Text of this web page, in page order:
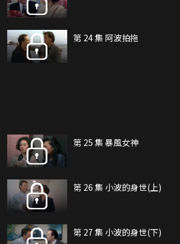
第 24 集 阿波拍拖
第 25 集 暴風女神
第 26 集 小波的身世(上)
第 27 集 小波的身世(下)